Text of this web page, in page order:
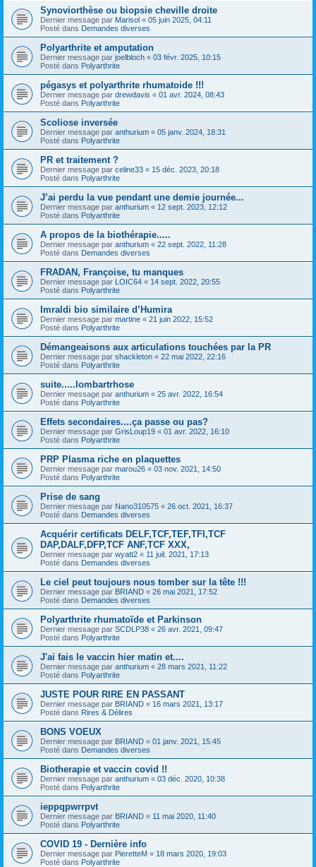
Synoviorthèse ou biopsie cheville droite
Dernier message par Marisol « 05 juin 2025, 04:11
Posté dans Demandes diverses
Polyarthrite et amputation
Dernier message par joelbloch « 03 févr. 2025, 10:15
Posté dans Polyarthrite
pégasys et polyarthrite rhumatoide !!!
Dernier message par drewdavis « 01 avr. 2024, 08:43
Posté dans Polyarthrite
Scoliose inversée
Dernier message par anthurium « 05 janv. 2024, 18:31
Posté dans Polyarthrite
PR et traitement ?
Dernier message par celine33 « 15 déc. 2023, 20:18
Posté dans Polyarthrite
J’ai perdu la vue pendant une demie journée...
Dernier message par anthurium « 12 sept. 2023, 12:12
Posté dans Polyarthrite
A propos de la biothérapie.....
Dernier message par anthurium « 22 sept. 2022, 11:28
Posté dans Demandes diverses
FRADAN, Françoise, tu manques
Dernier message par LOIC64 « 14 sept. 2022, 20:55
Posté dans Polyarthrite
Imraldi bio similaire d’Humira
Dernier message par martine « 21 juin 2022, 15:52
Posté dans Polyarthrite
Démangeaisons aux articulations touchées par la PR
Dernier message par shackleton « 22 mai 2022, 22:16
Posté dans Polyarthrite
suite.....lombartrhose
Dernier message par anthurium « 25 avr. 2022, 16:54
Posté dans Polyarthrite
Effets secondaires....ça passe ou pas?
Dernier message par GrisLoup19 « 01 avr. 2022, 16:10
Posté dans Polyarthrite
PRP Plasma riche en plaquettes
Dernier message par marou26 « 03 nov. 2021, 14:50
Posté dans Polyarthrite
Prise de sang
Dernier message par Nano310575 « 26 oct. 2021, 16:37
Posté dans Demandes diverses
Acquérir certificats DELF,TCF,TEF,TFI,TCF
DAP,DALF,DFP,TCF ANF,TCF XXX,
Dernier message par wyatt2 « 11 juil. 2021, 17:13
Posté dans Demandes diverses
Le ciel peut toujours nous tomber sur la tête !!!
Dernier message par BRIAND « 26 mai 2021, 17:52
Posté dans Demandes diverses
Polyarthrite rhumatoïde et Parkinson
Dernier message par SCDLP38 « 26 avr. 2021, 09:47
Posté dans Polyarthrite
J'ai fais le vaccin hier matin et....
Dernier message par anthurium « 28 mars 2021, 11:22
Posté dans Polyarthrite
JUSTE POUR RIRE EN PASSANT
Dernier message par BRIAND « 16 mars 2021, 13:17
Posté dans Rires & Délires
BONS VOEUX
Dernier message par BRIAND « 01 janv. 2021, 15:45
Posté dans Demandes diverses
Biotherapie et vaccin covid !!
Dernier message par anthurium « 03 déc. 2020, 10:38
Posté dans Polyarthrite
ieppqpwrrpvt
Dernier message par BRIAND « 11 mai 2020, 11:40
Posté dans Polyarthrite
COVID 19 - Dernière info
Dernier message par PieretteM « 18 mars 2020, 19:03
Posté dans Polyarthrite